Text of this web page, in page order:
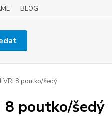
BLOG
VRI 8 poutko/šedý
8 poutko/šedý